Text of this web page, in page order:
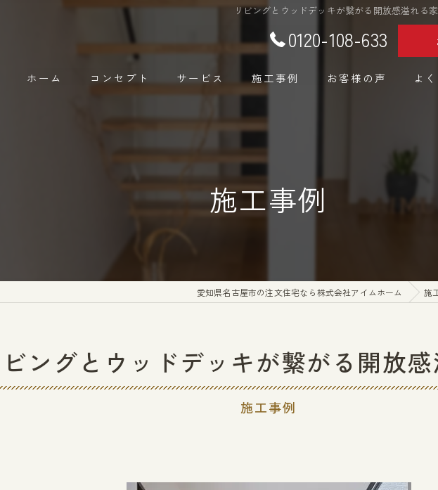
リビングとウッドデッキが繋がる開放感溢れる
0120-108-633
ホーム コンセプト サービス 施工事例 お客様の声 よ
施工事例
愛知県名古屋市の注文住宅なら株式会社アイムホーム 施
施工事例
ビングとウッドデッキが繋がる開放感